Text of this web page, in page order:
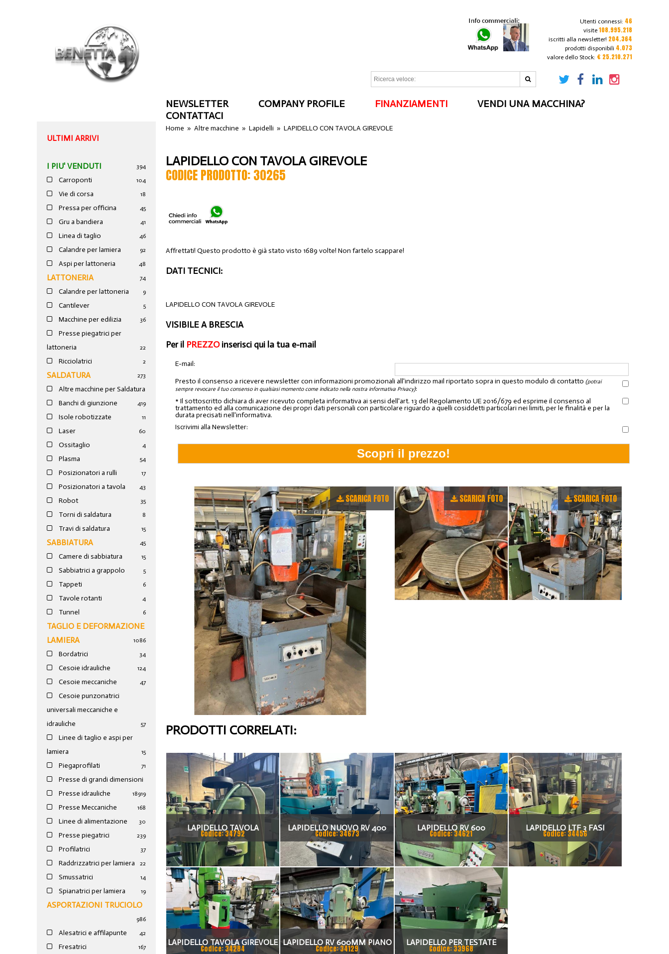
Utenti connessi: 46
visite 108.995.218
iscritti alla newsletter! 204.364
prodotti disponibili 4.073
valore dello Stock: € 25.210.271
NEWSLETTER COMPANY PROFILE FINANZIAMENTI
VENDI UNA MACCHINA?
CONTATTACI
ULTIMI ARRIVI
I PIU' VENDUTI 394
Carroponti 104
Vie di corsa 18
Pressa per officina 45
Gru a bandiera 41
Linea di taglio 46
Calandre per lamiera 92
Aspi per lattoneria 48
LATTONERIA 74
Calandre per lattoneria 9
Cantilever 5
Macchine per edilizia 36
Presse piegatrici per
lattoneria
22
Ricciolatrici 2
SALDATURA 273
Altre macchine per Saldatura
19
Banchi di giunzione 4
Isole robotizzate 11
Laser 60
Ossitaglio 4
Plasma 54
Posizionatori a rulli 17
Posizionatori a tavola 43
Robot 35
Torni di saldatura 8
Travi di saldatura 15
SABBIATURA 45
Camere di sabbiatura 15
Sabbiatrici a grappolo 5
Tappeti 6
Tavole rotanti 4
Tunnel 6
TAGLIO E DEFORMAZIONE
LAMIERA
1086
Bordatrici 34
Cesoie idrauliche 124
Cesoie meccaniche 47
Cesoie punzonatrici
universali meccaniche e
idrauliche
57
Linee di taglio e aspi per
lamiera
15
Piegaprofilati 71
Presse di grandi dimensioni
19
Presse idrauliche 189
Presse Meccaniche 168
Linee di alimentazione 30
Presse piegatrici 239
Profilatrici 37
Raddrizzatrici per lamiera 22
Smussatrici 14
Spianatrici per lamiera 19
ASPORTAZIONI TRUCIOLO
986
Alesatrici e affilapunte 42
Fresatrici 167
Home »Altre macchine »Lapidelli »LAPIDELLO CON TAVOLA GIREVOLE
LAPIDELLO CON TAVOLA GIREVOLE
CODICE PRODOTTO: 30265
Affrettati! Questo prodotto è già stato visto 1689 volte! Non fartelo scappare!
DATI TECNICI:
LAPIDELLO CON TAVOLA GIREVOLE
VISIBILE A BRESCIA
Per il PREZZOinserisci qui la tua e-mail
E-mail:
Presto il consenso a ricevere newsletter con informazioni promozionali all'indirizzo mail riportato sopra in questo modulo di contatto (potrai
sempre revocare il tuo consenso in qualsiasi momento come indicato nella nostra informativa Privacy):
* Il sottoscritto dichiara di aver ricevuto completa informativa ai sensi dell'art. 13 del Regolamento UE 2016/679 ed esprime il consenso al
trattamento ed alla comunicazione dei propri dati personali con particolare riguardo a quelli cosiddetti particolari nei limiti, per le finalità e per la
durata precisati nell'informativa.
Iscrivimi alla Newsletter:
SCARICA FOTO SCARICA FOTO SCARICA FOTO
PRODOTTI CORRELATI:
LAPIDELLO TAVOLA
CIRCOLARE MCR 300
Codice: 34792
LAPIDELLO NUOVO RV 400
Codice: 34673
LAPIDELLO RV 600
Codice: 34621
LAPIDELLO LTF 3 FASI
Codice: 34456
LAPIDELLO TAVOLA GIREVOLE
Codice: 34284
LAPIDELLO RV 600MM PIANO
Codice: 34129
LAPIDELLO PER TESTATE
Codice: 33968